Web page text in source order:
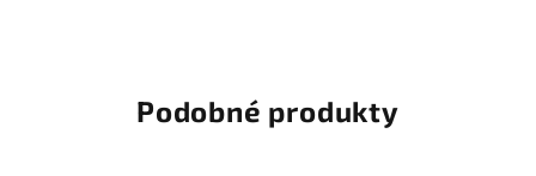
Podobné produkty